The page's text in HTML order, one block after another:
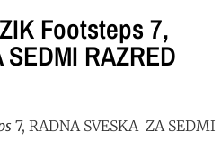
Footsteps 7,
RAZRED
7, RADNA SVESKA ZA SEDMI